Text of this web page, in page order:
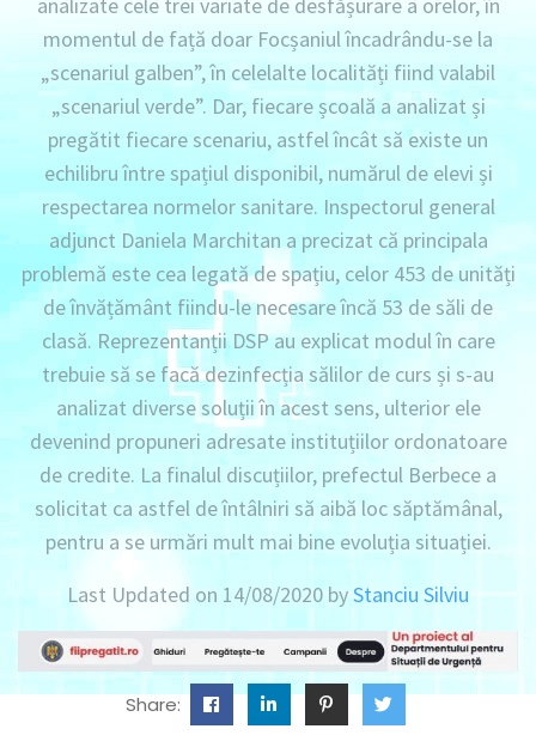
momentul de față doar Focșaniul încadrându-se la
„scenariul galben”, în celelalte localități fiind valabil
„scenariul verde”. Dar, fiecare școală a analizat și
pregătit fiecare scenariu, astfel încât să existe un
echilibru între spațiul disponibil, numărul de elevi și
respectarea normelor sanitare. Inspectorul general
adjunct Daniela Marchitan a precizat că principala
problemă este cea legată de spațiu, celor 453 de unități
de învățământ fiindu-le necesare încă 53 de săli de
clasă. Reprezentanții DSP au explicat modul în care
trebuie să se facă dezinfecția sălilor de curs și s-au
analizat diverse soluții în acest sens, ulterior ele
devenind propuneri adresate instituțiilor ordonatoare
de credite. La finalul discuțiilor, prefectul Berbece a
solicitat ca astfel de întâlniri să aibă loc săptămânal,
pentru a se urmări mult mai bine evoluția situației.
Last Updated on 14/08/2020 byStanciu Silviu
Share: